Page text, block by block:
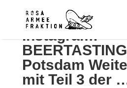
Instagram:
Potsdam
mit Teil 3 der